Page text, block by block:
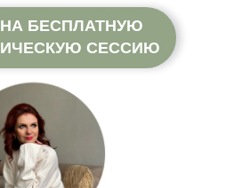
БЕСПЛАТНУЮ
СЕССИЮ